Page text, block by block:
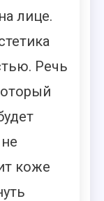
лице.
Речь
коже